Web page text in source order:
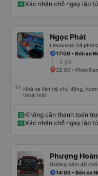
Xác nhận chỗ ngay lập
Ngọc Phát
Limousine 24
17:00 • Bến xe
5 giờ
22:00 • Phan
Nhà xe liên hệ chủ động,
thoải mái
Không cần thanh toán
Xác nhận chỗ ngay lập
Phượng
Giường nằm 40 chỗ
14:00 • Bến xe